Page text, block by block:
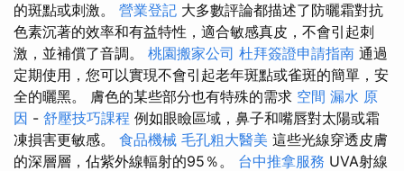
的斑點或刺激。 營業登記 大多數評論都描述了防曬霜對抗
色素沉著的效率和有益特性，適合敏感真皮，不會引起刺
激，並補償了音調。 桃園搬家公司 杜拜簽證申請指南 通過
定期使用，您可以實現不會引起老年斑點或雀斑的簡單，安
全的曬黑。 膚色的某些部分也有特殊的需求 空間 漏水 原
因 - 舒壓技巧課程 例如眼瞼區域，鼻子和嘴唇對太陽或霜
凍損害更敏感。 食品機械 毛孔粗大醫美 這些光線穿透皮膚
的深層層，佔紫外線輻射的95％。 台中推拿服務 UVA射線